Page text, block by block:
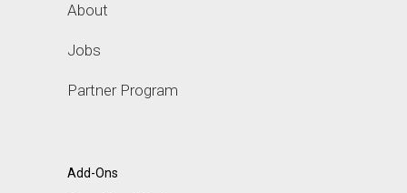
About
Jobs
Partner Program
Add-Ons